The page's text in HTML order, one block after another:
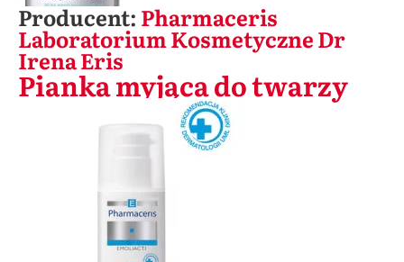
Producent: Pharmaceris
Laboratorium Kosmetyczne Dr
Irena Eris
Pianka myjąca do twarzy